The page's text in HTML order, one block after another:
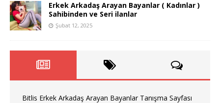
Erkek Arkadaş Arayan Bayanlar ( Kadınlar )
Sahibinden ve Seri ilanlar
Şubat 12, 2025
Bitlis Erkek Arkadaş Arayan Bayanlar Tanışma Sayfası